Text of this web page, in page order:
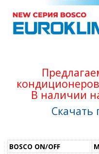
кондиционеров
В наличии
Скачать
BOSCO ON/OFF